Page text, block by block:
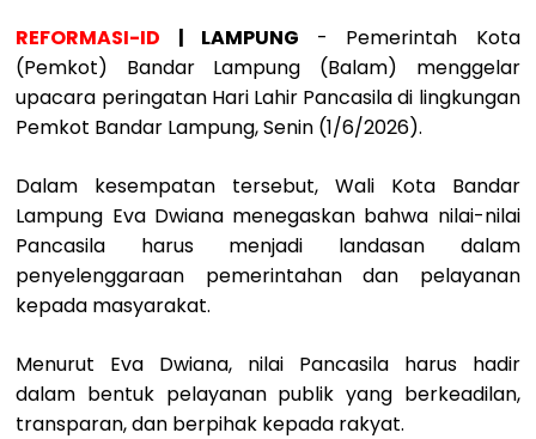
REFORMASI-ID | LAMPUNG - Pemerintah Kota
(Pemkot) Bandar Lampung (Balam) menggelar
upacara peringatan Hari Lahir Pancasila di lingkungan
Pemkot Bandar Lampung, Senin (1/6/2026).
Dalam kesempatan tersebut, Wali Kota Bandar
Lampung Eva Dwiana menegaskan bahwa nilai-nilai
Pancasila harus menjadi landasan dalam
penyelenggaraan pemerintahan dan pelayanan
kepada masyarakat.
Menurut Eva Dwiana, nilai Pancasila harus hadir
dalam bentuk pelayanan publik yang berkeadilan,
transparan, dan berpihak kepada rakyat.